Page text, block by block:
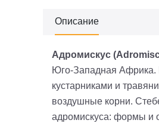
Описание
Адромискус
Юго-Западная Африка.
кустарниками и
воздушные корни.
адромискуса: формы и